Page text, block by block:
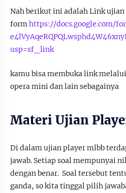
Nah berikut ini adalah Link ujian
form https://docs.google.com/
usp=sf_link
kamu bisa membuka link
opera mini dan lain sebagainya
Materi Ujian
Di dalam ujian player mlbb
jawab. Setiap soal mempunyai
dengan benar. Soal tersebut
ganda, so kita tinggal pilih